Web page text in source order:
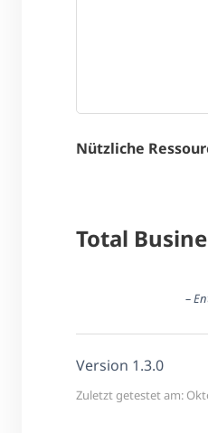
Nützliche
Total
–
Version 1.3.0
Zuletzt getestet am: